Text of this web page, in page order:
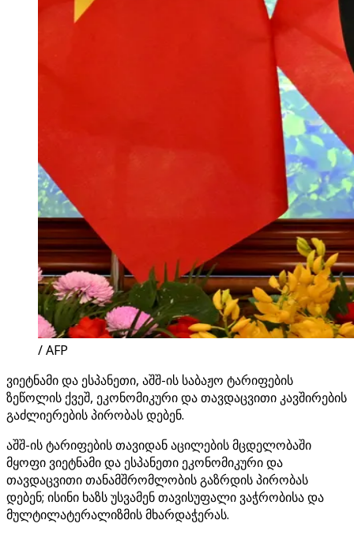
/ AFP
ვიეტნამი და ესპანეთი, აშშ-ის საბაჟო ტარიფების
ზეწოლის ქვეშ, ეკონომიკური და თავდაცვითი კავშირების
გაძლიერების პირობას დებენ.
აშშ-ის ტარიფების თავიდან აცილების მცდელობაში
მყოფი ვიეტნამი და ესპანეთი ეკონომიკური და
თავდაცვითი თანამშრომლობის გაზრდის პირობას
დებენ; ისინი ხაზს უსვამენ თავისუფალი ვაჭრობისა და
მულტილატერალიზმის მხარდაჭერას.